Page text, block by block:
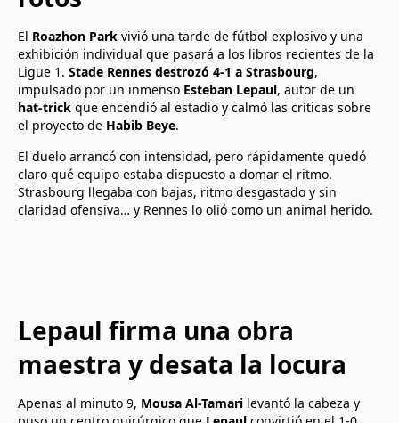
El Roazhon Park vivió una tarde de fútbol explosivo y una
exhibición individual que pasará a los libros recientes de la
Ligue 1. Stade Rennes destrozó 4-1 a Strasbourg,
impulsado por un inmenso Esteban Lepaul, autor de un
hat-trick que encendió al estadio y calmó las críticas sobre
el proyecto de Habib Beye.
El duelo arrancó con intensidad, pero rápidamente quedó
claro qué equipo estaba dispuesto a domar el ritmo.
Strasbourg llegaba con bajas, ritmo desgastado y sin
claridad ofensiva… y Rennes lo olió como un animal herido.
Lepaul firma una obra
maestra y desata la locura
Apenas al minuto 9, Mousa Al-Tamari levantó la cabeza y